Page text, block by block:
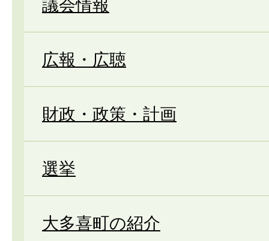
議会情報
広報・広聴
財政・政策・計画
選挙
大多喜町の紹介